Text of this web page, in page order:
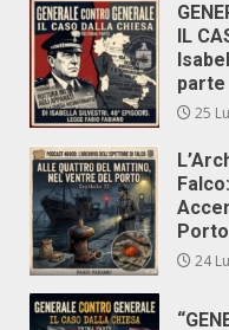
IL
parte
25
24